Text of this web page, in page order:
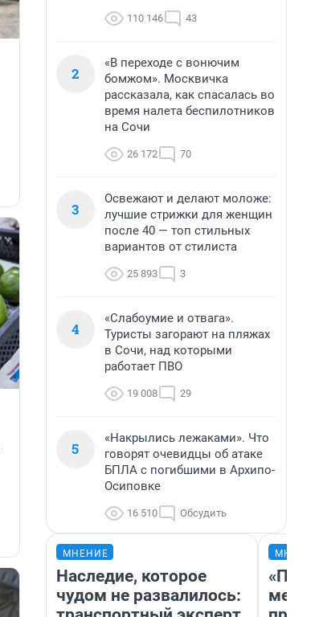
110 146 43
2
«В переходе с вонючим
бомжом». Москвичка
рассказала, как спасалась во
время налета беспилотников
на Сочи
26 172 70
3
Освежают и делают моложе:
лучшие стрижки для женщин
после 40 — топ стильных
вариантов от стилиста
25 893 3
4
«Слабоумие и отвага».
Туристы загорают на пляжах
в Сочи, над которыми
работает ПВО
19 008 29
5
«Накрылись лежаками». Что
говорят очевидцы об атаке
БПЛА с погибшими в Архипо-
Осиповке
16 510 Обсудить
МНЕНИЕ
Наследие, которое
чудом не развалилось: